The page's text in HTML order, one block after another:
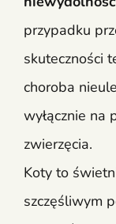
przypadku
skuteczności
choroba
wyłącznie na
zwierzęcia.
Koty to
szczęśliwym